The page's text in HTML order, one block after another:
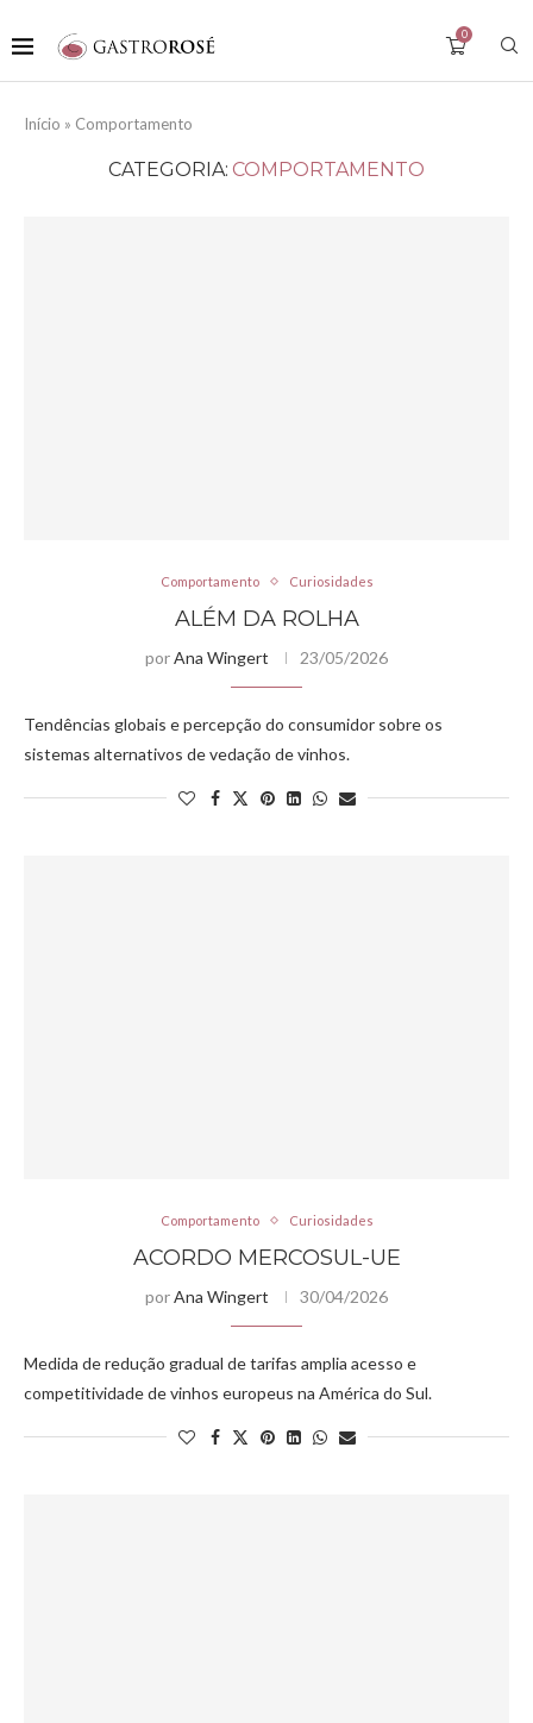
0
Início » Comportamento
CATEGORIA: COMPORTAMENTO
Comportamento Curiosidades
ALÉM DA ROLHA
porAna Wingert 23/05/2026
Tendências globais e percepção do consumidor sobre os
sistemas alternativos de vedação de vinhos.
Comportamento Curiosidades
ACORDO MERCOSUL-UE
porAna Wingert 30/04/2026
Medida de redução gradual de tarifas amplia acesso e
competitividade de vinhos europeus na América do Sul.